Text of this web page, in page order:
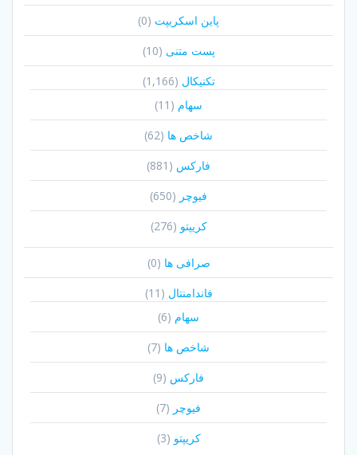
پاین اسکریپت (0)
پست متنی (10)
تکنیکال (1,166)
سهام (11)
شاخص ها (62)
فارکس (881)
فیوچر (650)
کریپتو (276)
صرافی ها (0)
فاندامنتال (11)
سهام (6)
شاخص ها (7)
فارکس (9)
فیوچر (7)
کریپتو (3)